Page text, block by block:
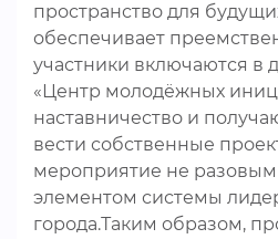
пространство для
обеспечивает
участники включаются в
«Центр молодёжных
наставничество и
вести собственные
мероприятие не
элементом системы
города.Таким образом,